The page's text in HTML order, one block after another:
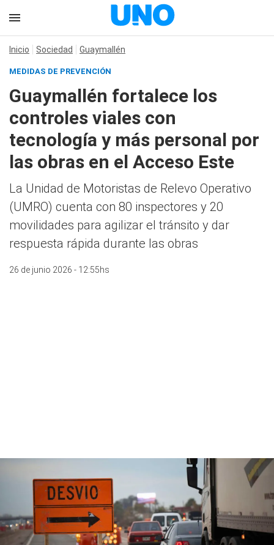
Inicio Sociedad Guaymallén
MEDIDAS DE PREVENCIÓN
Guaymallén fortalece los
controles viales con
tecnología y más personal por
las obras en el Acceso Este
La Unidad de Motoristas de Relevo Operativo
(UMRO) cuenta con 80 inspectores y 20
movilidades para agilizar el tránsito y dar
respuesta rápida durante las obras
26 de junio 2026 - 12:55hs